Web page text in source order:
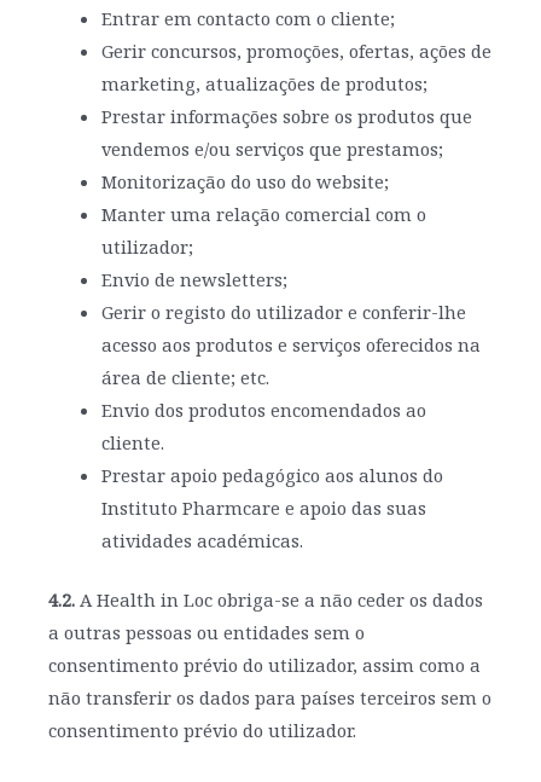
Entrar em contacto com o cliente;
Gerir concursos, promoções, ofertas, ações de
marketing, atualizações de produtos;
Prestar informações sobre os produtos que
vendemos e/ou serviços que prestamos;
Monitorização do uso do website;
Manter uma relação comercial com o
utilizador;
Envio de newsletters;
Gerir o registo do utilizador e conferir-lhe
acesso aos produtos e serviços oferecidos na
área de cliente; etc.
Envio dos produtos encomendados ao
cliente.
Prestar apoio pedagógico aos alunos do
Instituto Pharmcare e apoio das suas
atividades académicas.
4.2. A Health in Loc obriga-se a não ceder os dados
a outras pessoas ou entidades sem o
consentimento prévio do utilizador, assim como a
não transferir os dados para países terceiros sem o
consentimento prévio do utilizador.